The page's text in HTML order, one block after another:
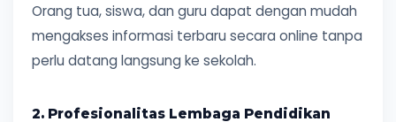
Orang tua, siswa, dan guru dapat dengan mudah
mengakses informasi terbaru secara online tanpa
perlu datang langsung ke sekolah.
2. Profesionalitas Lembaga Pendidikan